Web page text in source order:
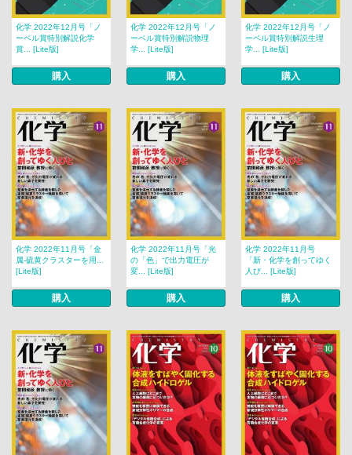
化学 2022年12月号「ノ
ーベル賞特別解説化学
賞... [Lite版]
購入
化学 2022年12月号「ノ
ーベル賞特別解説物理
学... [Lite版]
購入
化学 2022年12月号「ノ
ーベル賞特別解説生理
学... [Lite版]
購入
化学 2022年11月号「金
属-硫黄クラスターを用...
[Lite版]
購入
化学 2022年11月号「光
の「色」で出力電圧が
変... [Lite版]
購入
化学 2022年11月号
「新・化学を創ってゆく
人び... [Lite版]
購入